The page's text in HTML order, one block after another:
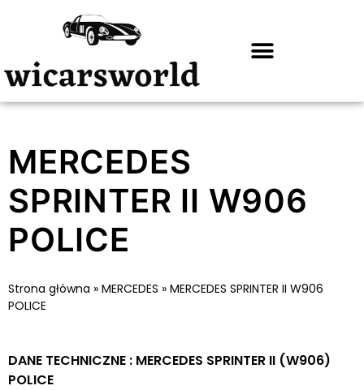
MERCEDES
SPRINTER II W906
POLICE
Strona główna » MERCEDES » MERCEDES SPRINTER II W906
POLICE
DANE TECHNICZNE : MERCEDES SPRINTER II (W906)
POLICE